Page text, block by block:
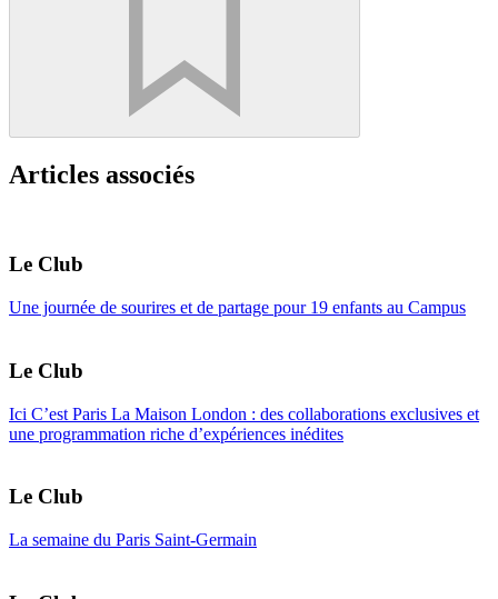
Articles associés
Le Club
Une journée de sourires et de partage pour 19 enfants au Campus
Le Club
Ici C’est Paris La Maison London : des collaborations exclusives et
une programmation riche d’expériences inédites
Le Club
La semaine du Paris Saint-Germain